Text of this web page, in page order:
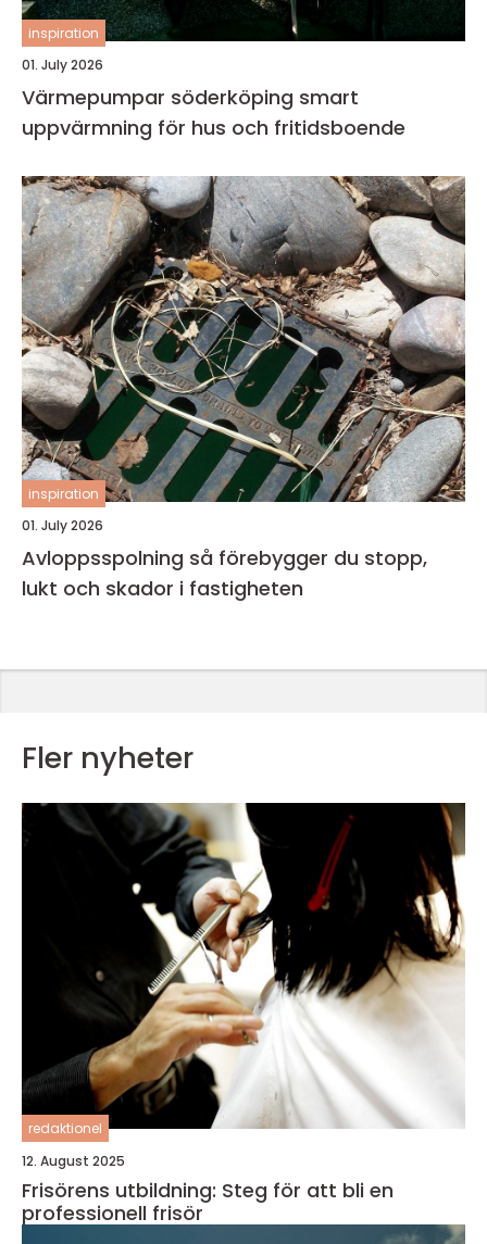
inspiration
01. July 2026
Värmepumpar söderköping smart
uppvärmning för hus och fritidsboende
inspiration
01. July 2026
Avloppsspolning så förebygger du stopp,
lukt och skador i fastigheten
Fler nyheter
redaktionel
12. August 2025
Frisörens utbildning: Steg för att bli en
professionell frisör